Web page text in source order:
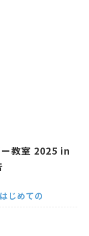
教室 2025 in
はじめての